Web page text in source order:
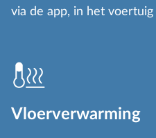
via de app, in het
Vloerverwarming